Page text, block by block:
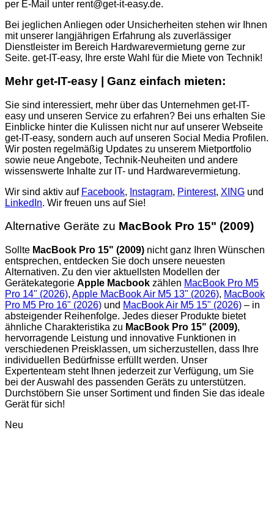
per E-Mail unter rent@get-it-easy.de.
Bei jeglichen Anliegen oder Unsicherheiten stehen wir Ihnen
mit unserer langjährigen Erfahrung als zuverlässiger
Dienstleister im Bereich Hardwarevermietung gerne zur
Seite. get-IT-easy, Ihre erste Wahl für die Miete von Technik!
Mehr get-IT-easy | Ganz einfach mieten:
Sie sind interessiert, mehr über das Unternehmen get-IT-
easy und unseren Service zu erfahren? Bei uns erhalten Sie
Einblicke hinter die Kulissen nicht nur auf unserer Webseite
get-IT-easy, sondern auch auf unseren Social Media Profilen.
Wir posten regelmäßig Updates zu unserem Mietportfolio
sowie neue Angebote, Technik-Neuheiten und andere
wissenswerte Inhalte zur IT- und Hardwarevermietung.
Wir sind aktiv auf Facebook, Instagram, Pinterest, XING und
LinkedIn. Wir freuen uns auf Sie!
Alternative Geräte zu MacBook Pro 15" (2009)
Sollte MacBook Pro 15" (2009) nicht ganz Ihren Wünschen
entsprechen, entdecken Sie doch unsere neuesten
Alternativen. Zu den vier aktuellsten Modellen der
Gerätekategorie Apple Macbook zählen MacBook Pro M5
Pro 14" (2026), Apple MacBook Air M5 13" (2026), MacBook
Pro M5 Pro 16" (2026) und MacBook Air M5 15" (2026) – in
absteigender Reihenfolge. Jedes dieser Produkte bietet
ähnliche Charakteristika zu MacBook Pro 15" (2009),
hervorragende Leistung und innovative Funktionen in
verschiedenen Preisklassen, um sicherzustellen, dass Ihre
individuellen Bedürfnisse erfüllt werden. Unser
Expertenteam steht Ihnen jederzeit zur Verfügung, um Sie
bei der Auswahl des passenden Geräts zu unterstützen.
Durchstöbern Sie unser Sortiment und finden Sie das ideale
Gerät für sich!
Neu